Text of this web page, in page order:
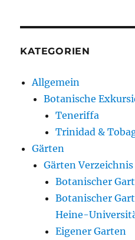
KATEGORIEN
Allgemein
Botanische
Teneriffa
Trinidad &
Gärten
Gärten Verzeichnis
Botanischer
Botanischer
Heine-
Eigener Garten